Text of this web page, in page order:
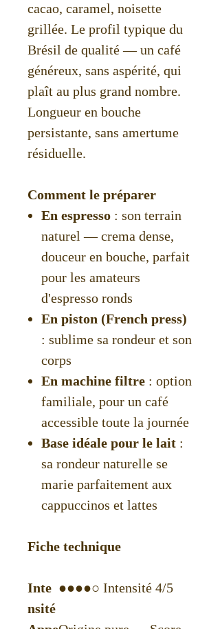
cacao, caramel, noisette
grillée. Le profil typique du
Brésil de qualité — un café
généreux, sans aspérité, qui
plaît au plus grand nombre.
Longueur en bouche
persistante, sans amertume
résiduelle.
Comment le préparer
En espresso : son terrain
naturel — crema dense,
douceur en bouche, parfait
pour les amateurs
d'espresso ronds
En piston (French press)
: sublime sa rondeur et son
corps
En machine filtre : option
familiale, pour un café
accessible toute la journée
Base idéale pour le lait :
sa rondeur naturelle se
marie parfaitement aux
cappuccinos et lattes
Fiche technique
Inte
nsité
●●●●○ Intensité 4/5